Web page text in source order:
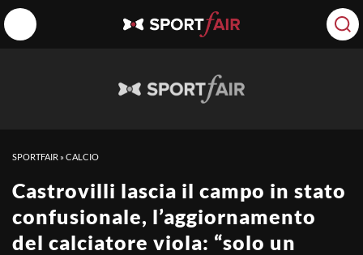
SPORTFAIR »CALCIO
Castrovilli lascia il campo in stato
confusionale, l’aggiornamento
del calciatore viola: “solo un